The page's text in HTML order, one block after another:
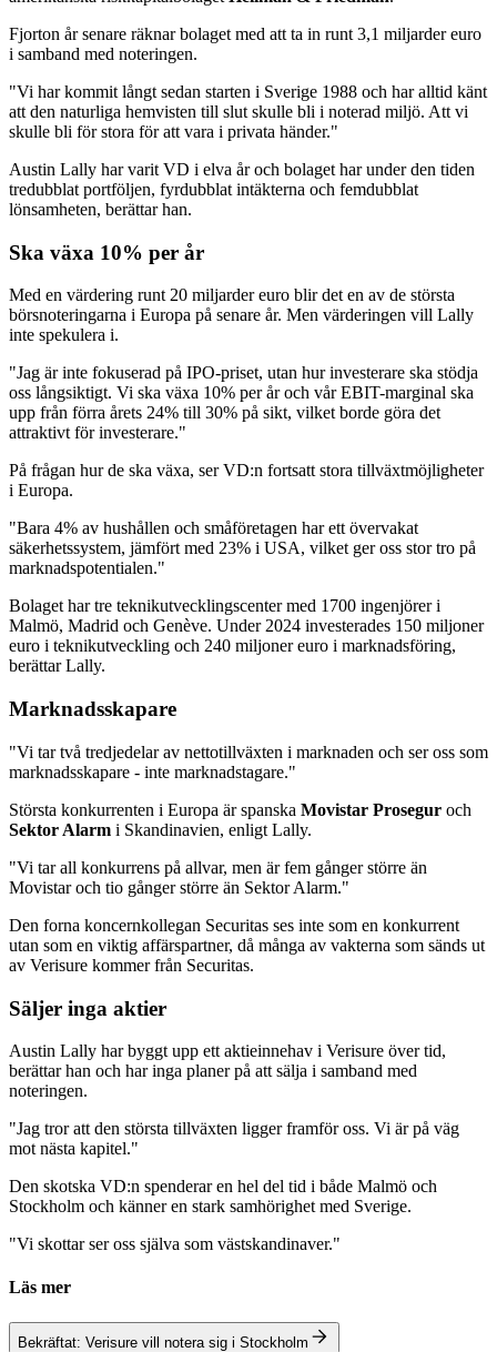
Fjorton år senare räknar bolaget med att ta in runt 3,1 miljarder euro
i samband med noteringen.
"Vi har kommit långt sedan starten i Sverige 1988 och har alltid känt
att den naturliga hemvisten till slut skulle bli i noterad miljö. Att vi
skulle bli för stora för att vara i privata händer."
Austin Lally har varit VD i elva år och bolaget har under den tiden
tredubblat portföljen, fyrdubblat intäkterna och femdubblat
lönsamheten, berättar han.
Ska växa 10% per år
Med en värdering runt 20 miljarder euro blir det en av de största
börsnoteringarna i Europa på senare år. Men värderingen vill Lally
inte spekulera i.
"Jag är inte fokuserad på IPO-priset, utan hur investerare ska stödja
oss långsiktigt. Vi ska växa 10% per år och vår EBIT-marginal ska
upp från förra årets 24% till 30% på sikt, vilket borde göra det
attraktivt för investerare."
På frågan hur de ska växa, ser VD:n fortsatt stora tillväxtmöjligheter
i Europa.
"Bara 4% av hushållen och småföretagen har ett övervakat
säkerhetssystem, jämfört med 23% i USA, vilket ger oss stor tro på
marknadspotentialen."
Bolaget har tre teknikutvecklingscenter med 1700 ingenjörer i
Malmö, Madrid och Genève. Under 2024 investerades 150 miljoner
euro i teknikutveckling och 240 miljoner euro i marknadsföring,
berättar Lally.
Marknadsskapare
"Vi tar två tredjedelar av nettotillväxten i marknaden och ser oss som
marknadsskapare - inte marknadstagare."
Största konkurrenten i Europa är spanska Movistar Prosegur och
Sektor Alarm i Skandinavien, enligt Lally.
"Vi tar all konkurrens på allvar, men är fem gånger större än
Movistar och tio gånger större än Sektor Alarm."
Den forna koncernkollegan Securitas ses inte som en konkurrent
utan som en viktig affärspartner, då många av vakterna som sänds ut
av Verisure kommer från Securitas.
Säljer inga aktier
Austin Lally har byggt upp ett aktieinnehav i Verisure över tid,
berättar han och har inga planer på att sälja i samband med
noteringen.
"Jag tror att den största tillväxten ligger framför oss. Vi är på väg
mot nästa kapitel."
Den skotska VD:n spenderar en hel del tid i både Malmö och
Stockholm och känner en stark samhörighet med Sverige.
"Vi skottar ser oss själva som västskandinaver."
Läs mer
Bekräftat: Verisure vill notera sig i Stockholm